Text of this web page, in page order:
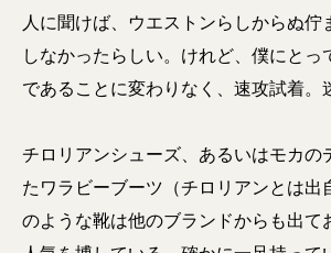
人に聞けば、ウエストンらしからぬ佇
しなかったらしい。けれど、僕にとっ
であることに変わりなく、速攻試着。
チロリアンシューズ、あるいはモカの
たワラビーブーツ（チロリアンとは出
のような靴は他のブランドからも出て